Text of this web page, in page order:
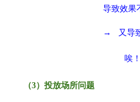
导致效
→ 又导
唉！
（3）投放场所问题